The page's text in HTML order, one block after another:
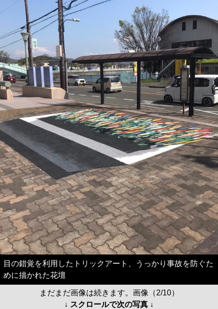
目の錯覚を利用したトリックアート、うっかり事故を防ぐた
めに描かれた花壇
まだまだ画像は続きます。画像（2/10）
↓ スクロールで次の写真 ↓